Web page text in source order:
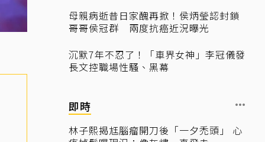
母親病逝昔日家醜再掀！侯炳瑩認封鎖
哥哥侯冠群 兩度抗癌近況曝光
沉默7年不忍了！「車界女神」李冠儀發
長文控職場性騷、黑幕
即時
林子熙揭尪腦瘤開刀後「一夕禿頭」 心